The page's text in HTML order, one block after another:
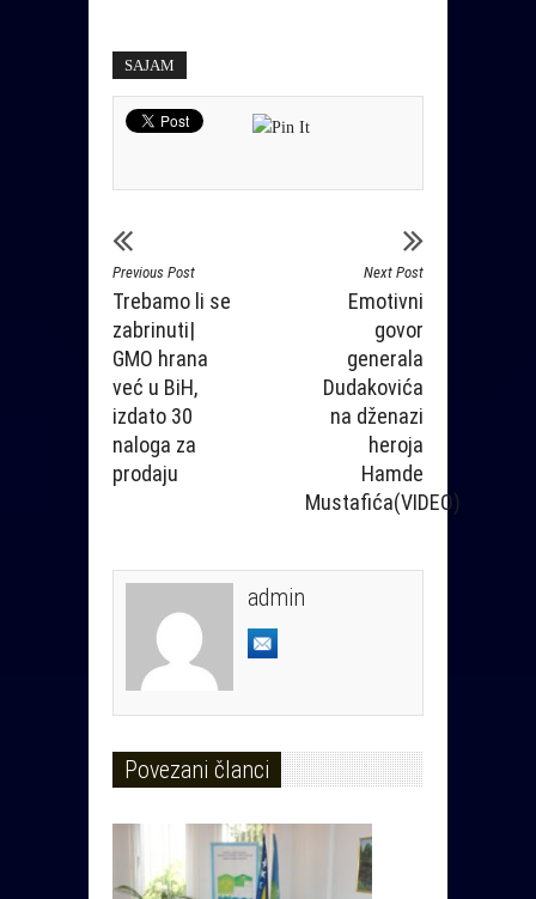
SAJAM
Previous Post
Trebamo li se
zabrinuti|
GMO hrana
već u BiH,
izdato 30
naloga za
prodaju
Next Post
Emotivni
govor
generala
Dudakovića
na dženazi
heroja
Hamde
Mustafića(VIDEO)
admin
Povezani članci